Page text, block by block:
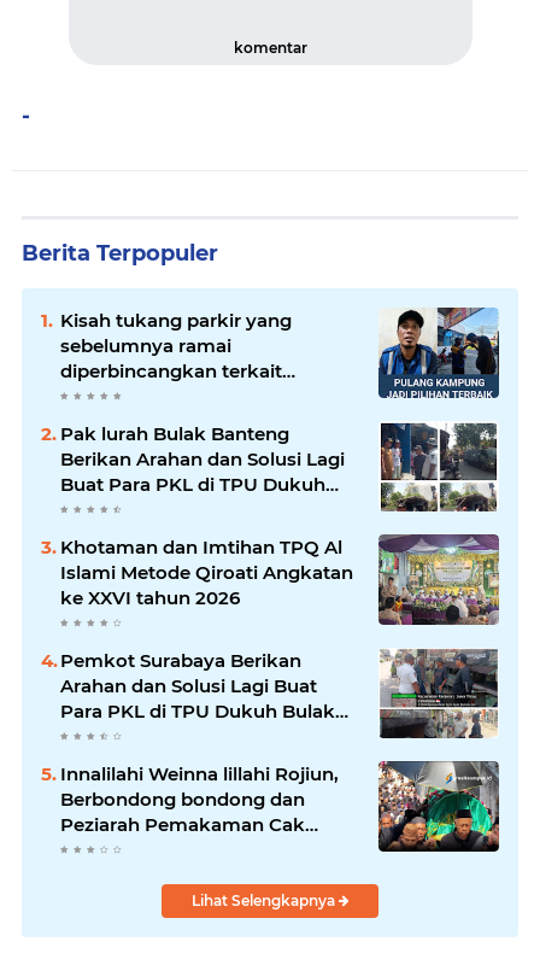
komentar
-
Berita Terpopuler
Kisah tukang parkir yang
sebelumnya ramai
diperbincangkan terkait
persoalan parkir gratis di
sebuah minimarket di Bekasi
kini memasuki babak baru.
Pak lurah Bulak Banteng
Berikan Arahan dan Solusi Lagi
Buat Para PKL di TPU Dukuh
Bulak Banteng Surabaya
Khotaman dan Imtihan TPQ Al
Islami Metode Qiroati Angkatan
ke XXVI tahun 2026
Pemkot Surabaya Berikan
Arahan dan Solusi Lagi Buat
Para PKL di TPU Dukuh Bulak
Banteng Surabaya
Innalilahi Weinna lillahi Rojiun,
Berbondong bondong dan
Peziarah Pemakaman Cak
Soleh.
Lihat Selengkapnya